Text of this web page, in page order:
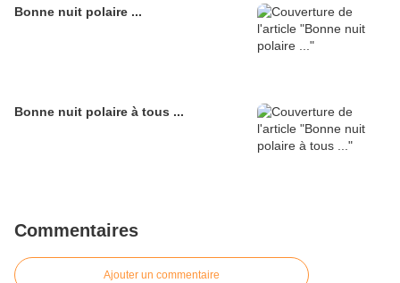
Bonne nuit polaire ...
Bonne nuit polaire à tous ...
Commentaires
Ajouter un commentaire